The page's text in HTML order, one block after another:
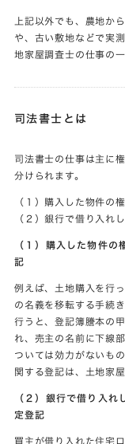
上記以外でも、農地か
や、古い敷地などで実
地家屋調査士の仕事の一
司法書士とは
司法書士の仕事は主に
分けられます。
（１）購入した物件の
（２）銀行で借り入れ
（１）購入した物件
記
例えば、土地購入を行
の名義を移転する手続
行うと、登記簿謄本の
れ、売主の名前に下線
ついては効力がないも
関する登記は、土地家
（２）銀行で借り入れ
定登記
買主が借り入れた住宅